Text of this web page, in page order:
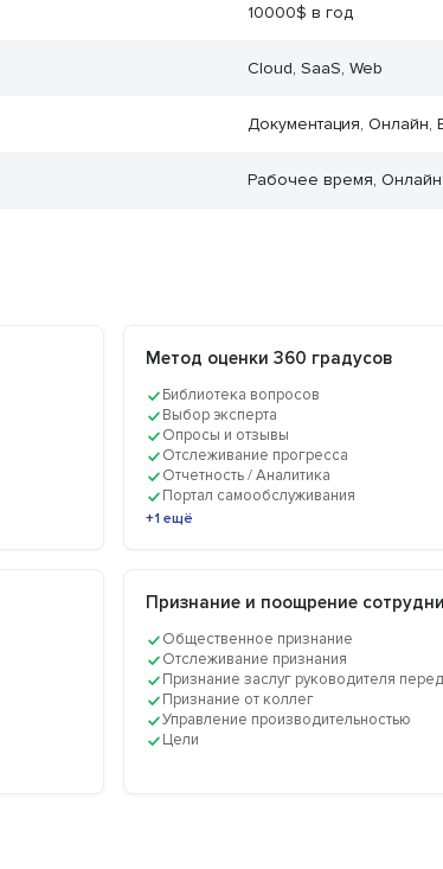
10000$ в год
Cloud, SaaS, Web
Документация, Онлайн,
Рабочее время, Онлайн
Метод оценки 360 градусов
Библиотека вопросов
Выбор эксперта
Опросы и отзывы
Отслеживание прогресса
Отчетность / Аналитика
Портал самообслуживания
+1 ещё
Признание и поощрение
Общественное признание
Отслеживание признания
Признание заслуг руководителя
Признание от коллег
Управление производительностью
Цели